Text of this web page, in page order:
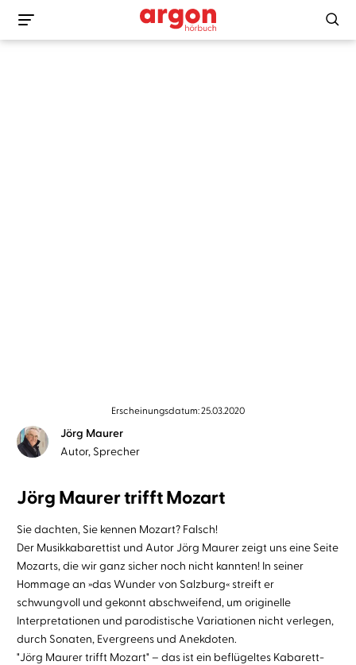
Erscheinungsdatum: 25.03.2020
Jörg Maurer
Autor, Sprecher
Jörg Maurer trifft Mozart
Sie dachten, Sie kennen Mozart? Falsch!
Der Musikkabarettist und Autor Jörg Maurer zeigt uns eine Seite
Mozarts, die wir ganz sicher noch nicht kannten! In seiner
Hommage an »das Wunder von Salzburg« streift er
schwungvoll und gekonnt abschweifend, um originelle
Interpretationen und parodistische Variationen nicht verlegen,
durch Sonaten, Evergreens und Anekdoten.
"Jörg Maurer trifft Mozart" – das ist ein beflügeltes Kabarett-